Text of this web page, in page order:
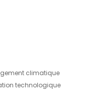
climatique
technologique